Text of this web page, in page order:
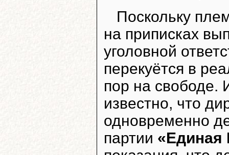
Поскольку
на приписках
уголовной
перекуётся в
пор на свободе.
известно, что
одновременно
партии «Единая